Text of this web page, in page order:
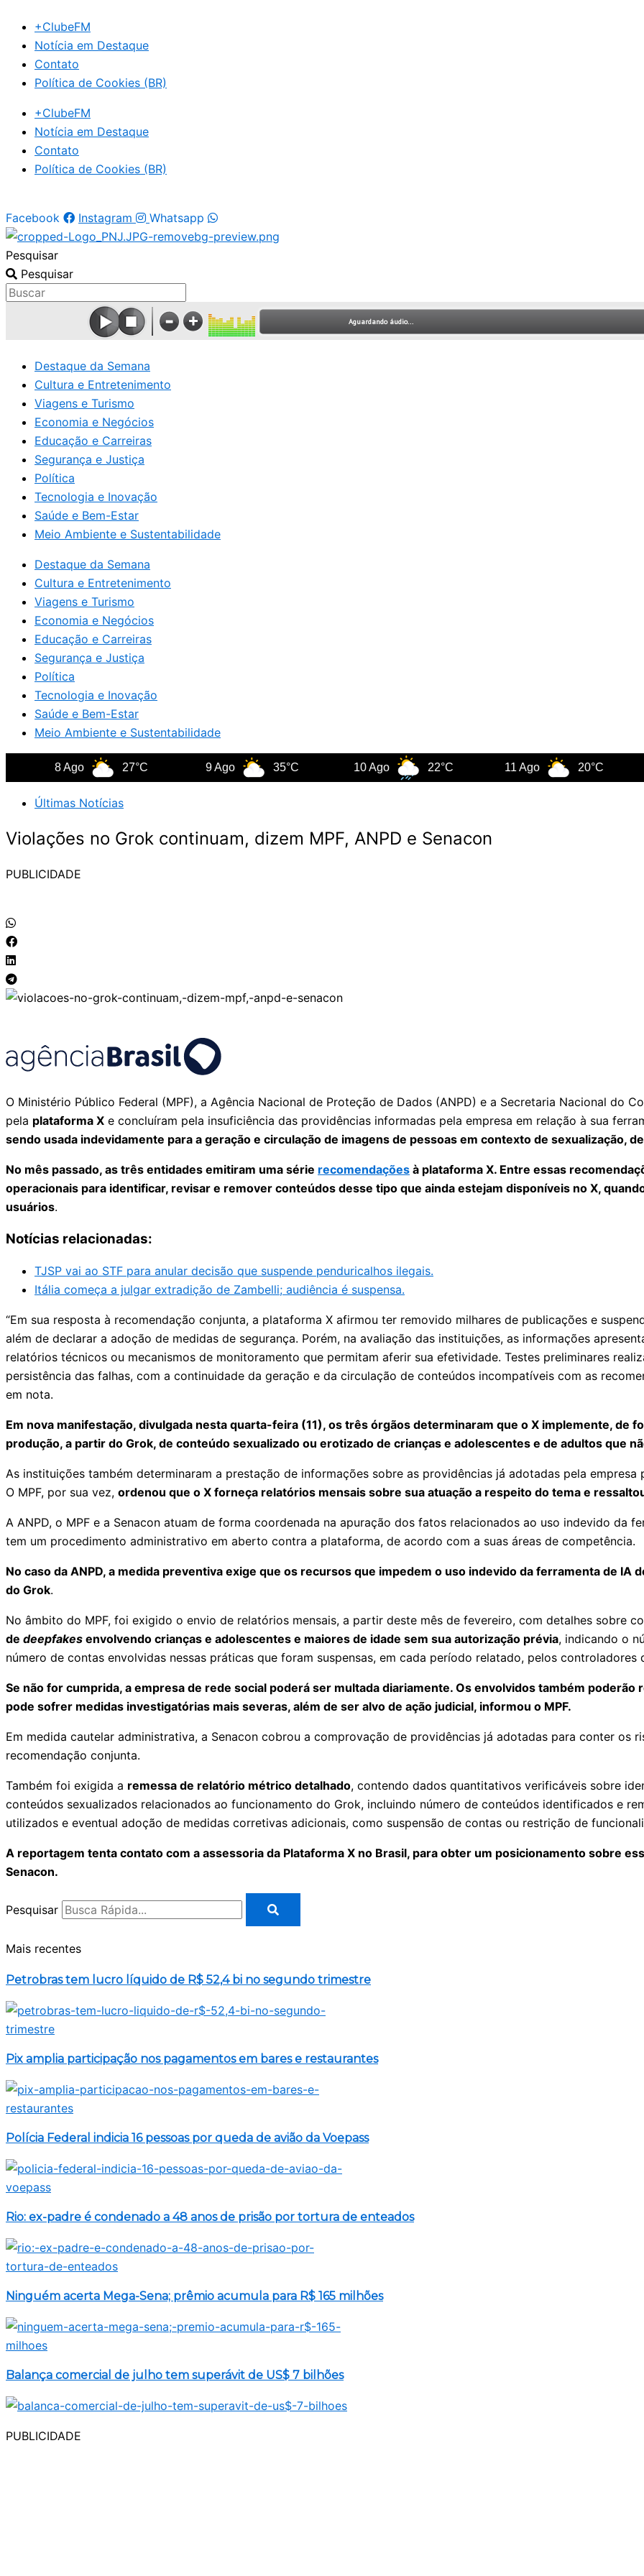
para
conteúdo
+ClubeFM
Notícia em Destaque
Contato
Política de Cookies (BR)
+ClubeFM
Notícia em Destaque
Contato
Política de Cookies (BR)
Facebook Instagram Whatsapp
Pesquisar
Pesquisar
Destaque da Semana
Cultura e Entretenimento
Viagens e Turismo
Economia e Negócios
Educação e Carreiras
Segurança e Justiça
Política
Tecnologia e Inovação
Saúde e Bem-Estar
Meio Ambiente e Sustentabilidade
Destaque da Semana
Cultura e Entretenimento
Viagens e Turismo
Economia e Negócios
Educação e Carreiras
Segurança e Justiça
Política
Tecnologia e Inovação
Saúde e Bem-Estar
Meio Ambiente e Sustentabilidade
27°C 35°C 10 Ago 22°C 11 Ago 20°C 12
Últimas Notícias
Violações no Grok continuam, dizem MPF, ANPD e Senacon
PUBLICIDADE
O Ministério Público Federal (MPF), a Agência Nacional de Proteção de Dados (ANPD) e a Secretaria Nacional do
pela plataforma X e concluíram pela insuficiência das providências informadas pela empresa em relação à sua
sendo usada indevidamente para a geração e circulação de imagens de pessoas em contexto de sexualização,
No mês passado, as três entidades emitiram uma série recomendações à plataforma X. Entre essas
operacionais para identificar, revisar e remover conteúdos desse tipo que ainda estejam disponíveis no X,
usuários.
Notícias relacionadas:
TJSP vai ao STF para anular decisão que suspende penduricalhos ilegais.
Itália começa a julgar extradição de Zambelli; audiência é suspensa.
“Em sua resposta à recomendação conjunta, a plataforma X afirmou ter removido milhares de publicações e
além de declarar a adoção de medidas de segurança. Porém, na avaliação das instituições, as informações
relatórios técnicos ou mecanismos de monitoramento que permitam aferir sua efetividade. Testes preliminares
persistência das falhas, com a continuidade da geração e da circulação de conteúdos incompatíveis com as
em nota.
Em nova manifestação, divulgada nesta quarta-feira (11), os três órgãos determinaram que o X implemente, de
produção, a partir do Grok, de conteúdo sexualizado ou erotizado de crianças e adolescentes e de adultos que
As instituições também determinaram a prestação de informações sobre as providências já adotadas pela
O MPF, por sua vez, ordenou que o X forneça relatórios mensais sobre sua atuação a respeito do tema e
A ANPD, o MPF e a Senacon atuam de forma coordenada na apuração dos fatos relacionados ao uso indevido da
tem um procedimento administrativo em aberto contra a plataforma, de acordo com a suas áreas de competência.
No caso da ANPD, a medida preventiva exige que os recursos que impedem o uso indevido da ferramenta de IA
do Grok.
No âmbito do MPF, foi exigido o envio de relatórios mensais, a partir deste mês de fevereiro, com detalhes sobre
de deepfakes envolvendo crianças e adolescentes e maiores de idade sem sua autorização prévia, indicando o
número de contas envolvidas nessas práticas que foram suspensas, em cada período relatado, pelos controladores
Se não for cumprida, a empresa de rede social poderá ser multada diariamente. Os envolvidos também
pode sofrer medidas investigatórias mais severas, além de ser alvo de ação judicial, informou o MPF.
Em medida cautelar administrativa, a Senacon cobrou a comprovação de providências já adotadas para conter os
recomendação conjunta.
Também foi exigida a remessa de relatório métrico detalhado, contendo dados quantitativos verificáveis sobre
conteúdos sexualizados relacionados ao funcionamento do Grok, incluindo número de conteúdos identificados e
utilizados e eventual adoção de medidas corretivas adicionais, como suspensão de contas ou restrição de
A reportagem tenta contato com a assessoria da Plataforma X no Brasil, para obter um posicionamento sobre
Senacon.
Pesquisar
Mais recentes
Petrobras tem lucro líquido de R$ 52,4 bi no segundo trimestre
Pix amplia participação nos pagamentos em bares e restaurantes
Polícia Federal indicia 16 pessoas por queda de avião da Voepass
Rio: ex-padre é condenado a 48 anos de prisão por tortura de enteados
Ninguém acerta Mega-Sena; prêmio acumula para R$ 165 milhões
Balança comercial de julho tem superávit de US$ 7 bilhões
PUBLICIDADE